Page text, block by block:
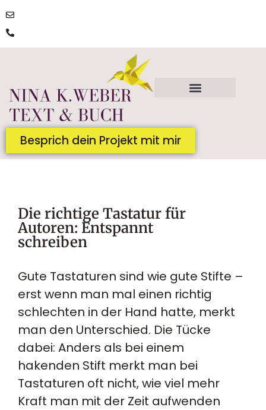
Besprich dein Projekt mit mir
Die richtige Tastatur für
Autoren: Entspannt
schreiben
Gute Tastaturen sind wie gute Stifte –
erst wenn man mal einen richtig
schlechten in der Hand hatte, merkt
man den Unterschied. Die Tücke
dabei: Anders als bei einem
hakenden Stift merkt man bei
Tastaturen oft nicht, wie viel mehr
Kraft man mit der Zeit aufwenden